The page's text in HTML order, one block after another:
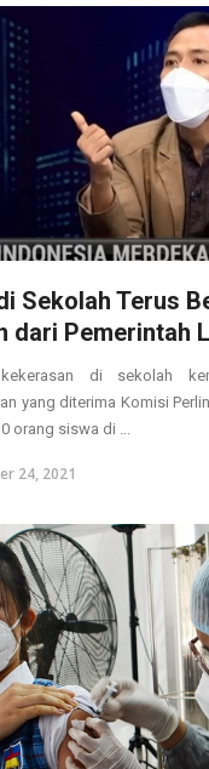
Sekolah Terus
dari Pemerintah
di sekolah
yang diterima Komisi
orang siswa di ...
24, 2021